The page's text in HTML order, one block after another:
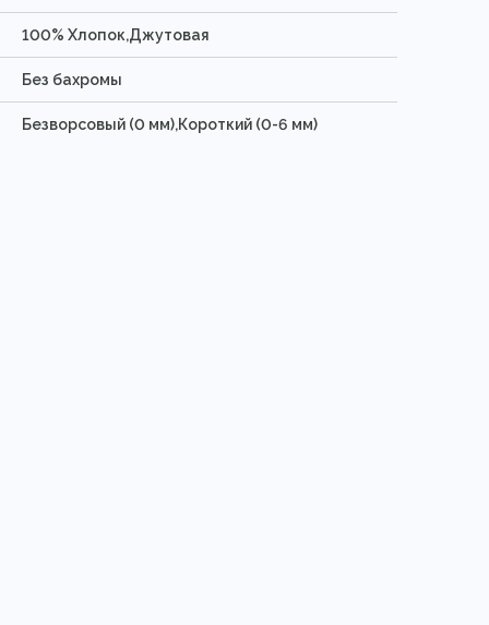
100% Хлопок,Джутовая
Без бахромы
Безворсовый (0 мм),Короткий (0-6 мм)